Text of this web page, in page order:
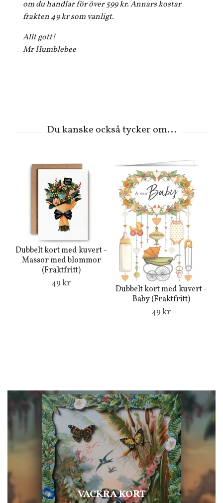
VACKRA KORT
om du handlar för över 599 kr. Annars kostar
frakten 49 kr som vanligt.
Allt gott!
Mr Humblebee
Dubbelt kort med kuvert -
Massor med blommor
(Fraktfritt)
49 kr
Dubbelt kort med kuvert -
Baby (Fraktfritt)
49 kr